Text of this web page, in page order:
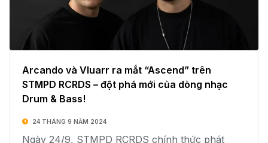
Arcando và Vluarr ra mắt “Ascend” trên
STMPD RCRDS – đột phá mới của dòng nhạc
Drum & Bass!
24 THÁNG 9 NĂM 2024
Ngày 24/9, STMPD RCRDS chính thức phát